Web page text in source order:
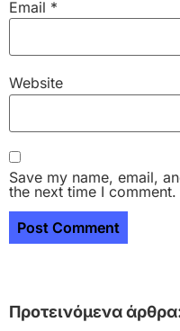
Email *
Website
Save my name, email,
the next time I comment.
Προτεινόμενα